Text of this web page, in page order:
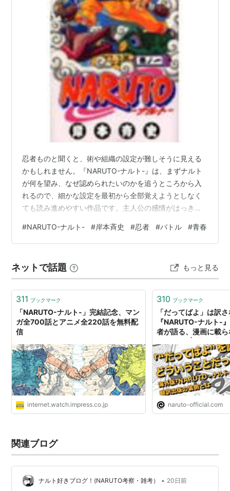
うずまきナルト：竹内順子
うちはサスケ ：杉山紀彰
春野サクラ：中村千絵
はたけカカシ：井上和彦
うみのイルカ：関俊彦
木ノ葉丸：大谷育江
三代目火影・猿飛：柴田秀勝
五代目火影・綱手：勝生真沙子
シズネ：根元圭子
自来也
：大塚芳忠
奈良シカマル
：森久保祥太郎
山中いの：柚木涼香
秋道チョウジ：伊藤健太郎
犬塚キバ：鳥海浩輔
油女シノ：川田紳司
日向ヒナタ：水樹奈々
日向ネジ：遠近孝一
テンテン：田村ゆかり
マイト・ガイ
猿飛アスマ：小杉十郎太
夕日紅
エビス：飛田展男
森乃イビキ：楠大典
みたらしアンコ：本田貴子
月光ハヤテ：佐々木望
モエギ：下屋則子
我愛羅
：石田彰
テマリ：朴璐美
カンクロウ：加瀬康之
大蛇丸：くじら
忍者ものと聞くと、術や組織の設定が難しそうに見える
かもしれません。『NARUTO-ナルト-』は、まずナルト
が何を望み、なぜ認められたいのかを追うところから入
れるので、細かな設定を最初から全部覚えようとしなく
ても読み進めやすい作品です。主人公の感情がはっきり
すくなっています。 ナルトの目線から入りやすい
『NARUTO-ナルト-』では、里の仲間とのつながり、自
大きな流れになります。細かな設定や専門的な要素を最
初から覚えようとするより、主人公が何を求め、誰と出
会い、何に悩むのかを見ると読みやすいです…
#NARUTO-ナルト- #岸本斉史 #忍者 #バトル #青春
ネットで話題 もっと見る
311 ブックマーク
「NARUTO-ナルト-」完結記念、マン
ガ全700話とアニメ全220話を無料配
信
internet.watch.impress.co.jp
310 ブックマーク
「だってばよ」は訳
『NARUTO-ナルト-
者が語る、漫画に載
OFFICIAL SITE、
フィシャルサイト、
naruto-official.com
関連ブログ
ナルト好きブログ！(NARUTO考察・雑考） • 20日前